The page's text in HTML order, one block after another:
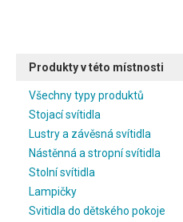
Produkty v této místnosti
Všechny typy produktů
Stojací svítidla
Lustry a závěsná svítidla
Nástěnná a stropní svítidla
Stolní svítidla
Lampičky
Svitidla do dětského pokoje